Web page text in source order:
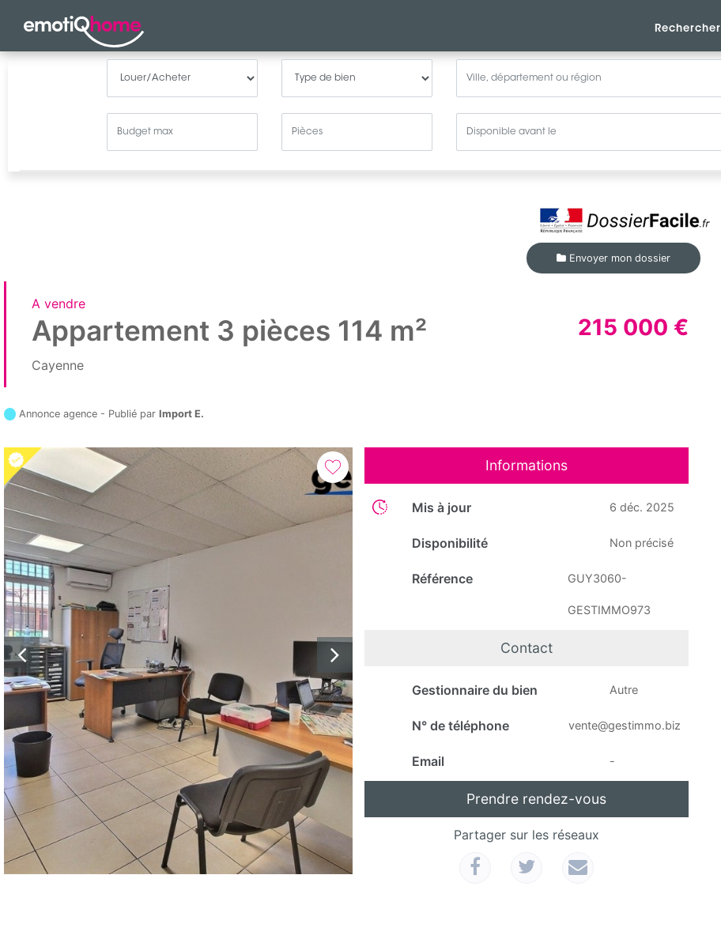
Rechercher
Envoyer mon dossier
A vendre
Appartement 3 pièces 114 m²
Cayenne
215 000 €
Annonce agence - Publié parImport E.
Informations
Mis à jour 6 déc. 2025
Disponibilité Non précisé
Référence GUY3060-
GESTIMMO973
Contact
Gestionnaire du bien Autre
N° de téléphone vente@gestimmo.biz
Email -
Prendre rendez-vous
Partager sur les réseaux